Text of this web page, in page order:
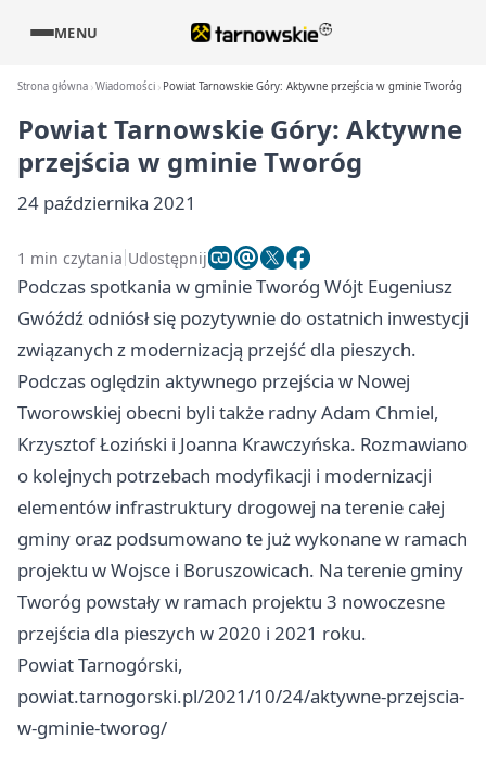
MENU
Strona główna Wiadomości Powiat Tarnowskie Góry: Aktywne przejścia w gminie Tworóg
Powiat Tarnowskie Góry: Aktywne
przejścia w gminie Tworóg
24 października 2021
1 min czytania Udostępnij
Podczas spotkania w gminie Tworóg Wójt Eugeniusz
Gwóźdź odniósł się pozytywnie do ostatnich inwestycji
związanych z modernizacją przejść dla pieszych.
Podczas oględzin aktywnego przejścia w Nowej
Tworowskiej obecni byli także radny Adam Chmiel,
Krzysztof Łoziński i Joanna Krawczyńska. Rozmawiano
o kolejnych potrzebach modyfikacji i modernizacji
elementów infrastruktury drogowej na terenie całej
gminy oraz podsumowano te już wykonane w ramach
projektu w Wojsce i Boruszowicach. Na terenie gminy
Tworóg powstały w ramach projektu 3 nowoczesne
przejścia dla pieszych w 2020 i 2021 roku.
Powiat Tarnogórski,
powiat.tarnogorski.pl/2021/10/24/aktywne-przejscia-
w-gminie-tworog/